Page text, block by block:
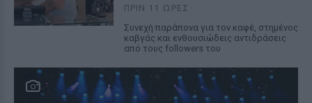
ΠΡΙΝ 11 ΏΡΕΣ
Συνεχή παράπονα για τον καφέ, στημένος
καβγάς και ενθουσιώδεις αντιδράσεις
από τους followers του